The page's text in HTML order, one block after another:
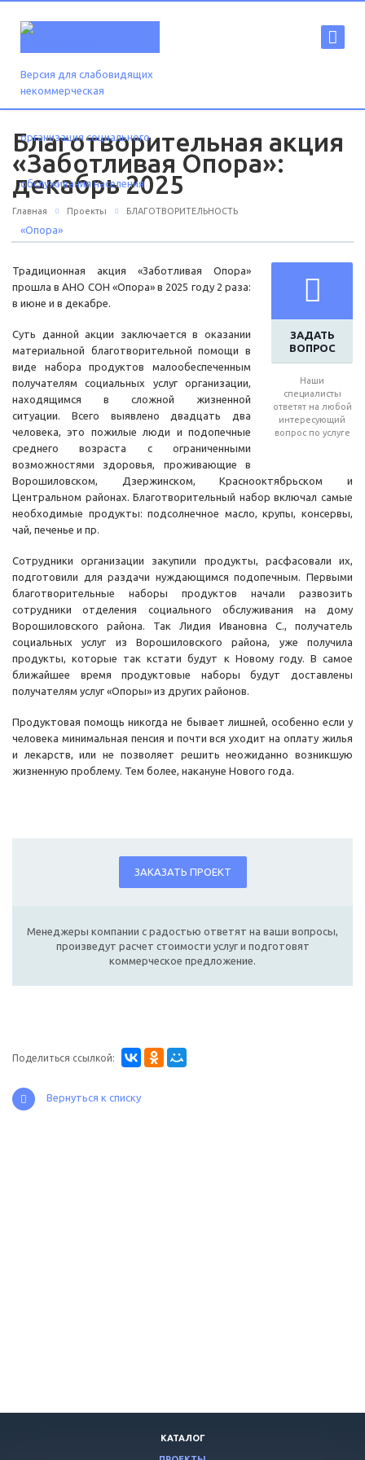
Версия для слабовидящих
Благотворительная акция
«Заботливая Опора»:
декабрь 2025
Главная Проекты БЛАГОТВОРИТЕЛЬНОСТЬ
ЗАДАТЬ
ВОПРОС
Наши
специалисты
ответят на любой
интересующий
вопрос по услуге
Традиционная акция «Заботливая Опора»
прошла в АНО СОН «Опора» в 2025 году 2 раза:
в июне и в декабре.
Суть данной акции заключается в оказании
материальной благотворительной помощи в
виде набора продуктов малообеспеченным
получателям социальных услуг организации,
находящимся в сложной жизненной
ситуации. Всего выявлено двадцать два
человека, это пожилые люди и подопечные
среднего возраста с ограниченными
возможностями здоровья, проживающие в
Ворошиловском, Дзержинском, Краснооктябрьском и
Центральном районах. Благотворительный набор включал самые
необходимые продукты: подсолнечное масло, крупы, консервы,
чай, печенье и пр.
Сотрудники организации закупили продукты, расфасовали их,
подготовили для раздачи нуждающимся подопечным. Первыми
благотворительные наборы продуктов начали развозить
сотрудники отделения социального обслуживания на дому
Ворошиловского района. Так Лидия Ивановна С., получатель
социальных услуг из Ворошиловского района, уже получила
продукты, которые так кстати будут к Новому году. В самое
ближайшее время продуктовые наборы будут доставлены
получателям услуг «Опоры» из других районов.
Продуктовая помощь никогда не бывает лишней, особенно если у
человека минимальная пенсия и почти вся уходит на оплату жилья
и лекарств, или не позволяет решить неожиданно возникшую
жизненную проблему. Тем более, накануне Нового года.
ЗАКАЗАТЬ ПРОЕКТ
Менеджеры компании с радостью ответят на ваши вопросы,
произведут расчет стоимости услуг и подготовят
коммерческое предложение.
Поделиться ссылкой:
Вернуться к списку
КАТАЛОГ